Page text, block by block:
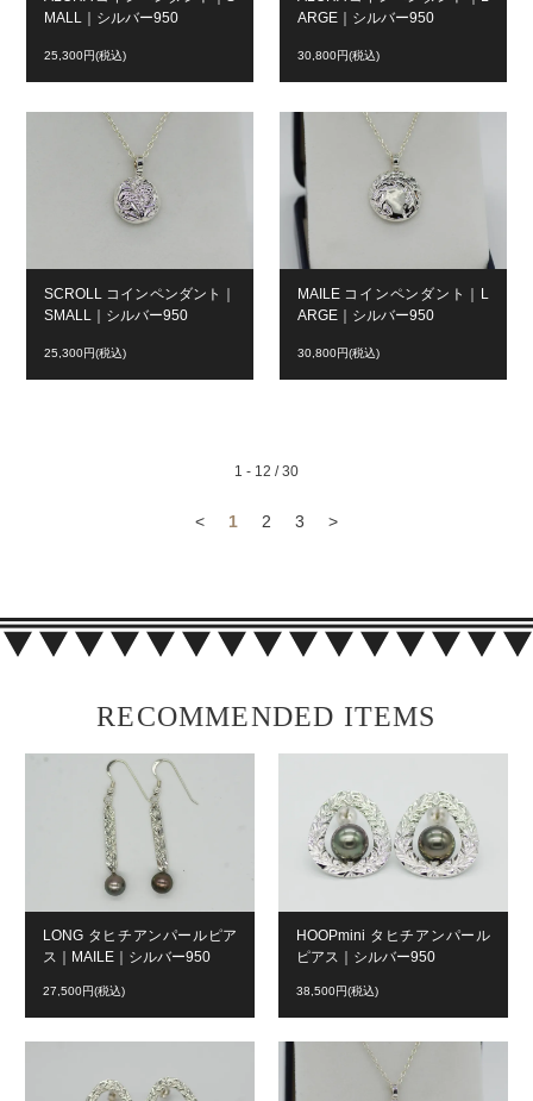
MALL｜シルバー950
25,300円(税込)
ARGE｜シルバー950
30,800円(税込)
SCROLL コインペンダント｜
SMALL｜シルバー950
25,300円(税込)
MAILE コインペンダント｜L
ARGE｜シルバー950
30,800円(税込)
1 - 12 / 30
< 1 2 3 >
RECOMMENDED ITEMS
LONG タヒチアンパールピア
ス｜MAILE｜シルバー950
27,500円(税込)
HOOPmini タヒチアンパール
ピアス｜シルバー950
38,500円(税込)